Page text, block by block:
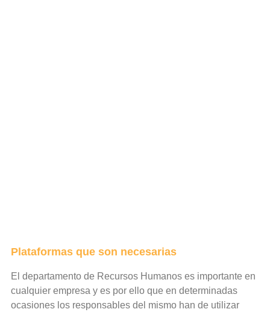
Plataformas que son necesarias
El departamento de Recursos Humanos es importante en
cualquier empresa y es por ello que en determinadas
ocasiones los responsables del mismo han de utilizar